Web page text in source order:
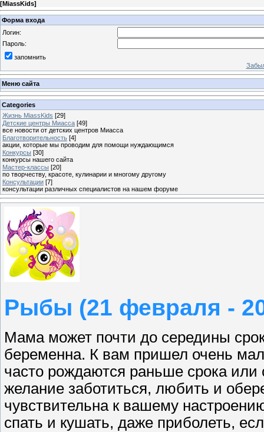
[MiassKids]
Форма входа
Логин:
Пароль:
запомнить
Меню сайта
Categories
Жизнь MiassKids [29]
Детские центры Миасса [49]
все новости от детских центров Миасса
Благотворительность [4]
акции, которые мы проводим для помощи нуждающимся
Конкурсы [30]
конкурсы нашего сайта
Мастер-классы [20]
по творчеству, красоте, кулинарии и многому другому
Консультации [7]
консультации различных специалистов на нашем форуме
Рыбы (21 февраля -
Мама может почти до середины
беременна. К вам пришел очень
часто рождаются раньше срока
желание заботиться, любить и
чувствительна к вашему
спать и кушать, даже приболеть,